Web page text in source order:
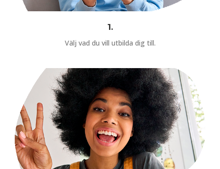
1.
Välj vad du vill utbilda dig till.